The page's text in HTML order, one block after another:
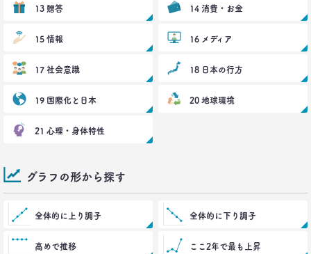
13 贈答 14 消費・お金
15 情報 16 メディア
17 社会意識 18 日本の行方
19 国際化と日本 20 地球環境
21 心理・身体特性
グラフの形から探す
全体的に上り調子 全体的に下り調子
高めで推移 ここ2年で最も上昇